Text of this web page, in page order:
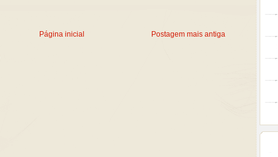
Postagem mais antiga
Página inicial